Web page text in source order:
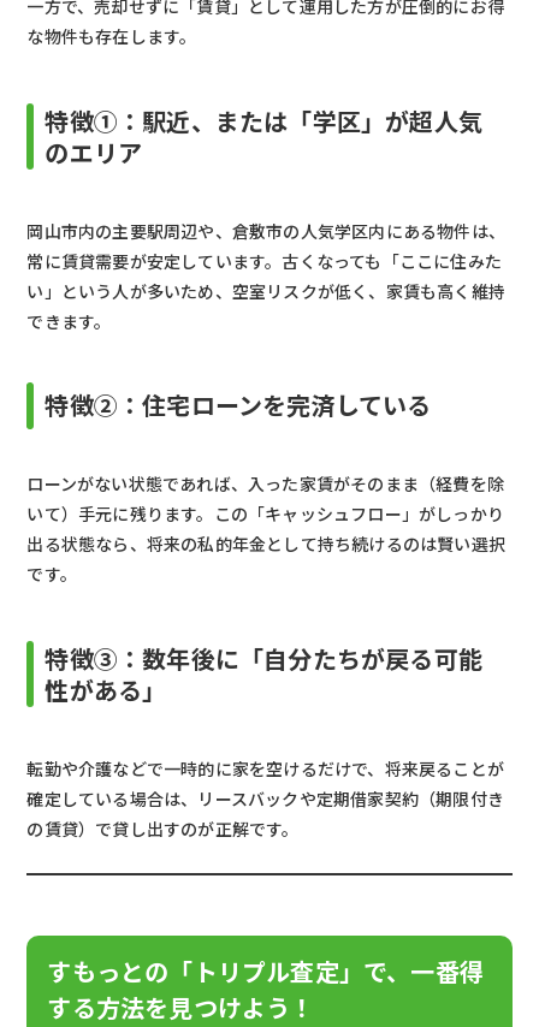
一方で、売却せずに「賃貸」として運用した方が圧倒的にお得
な物件も存在します。
特徴①：駅近、または「学区」が超人気
のエリア
岡山市内の主要駅周辺や、倉敷市の人気学区内にある物件は、
常に賃貸需要が安定しています。古くなっても「ここに住みた
い」という人が多いため、空室リスクが低く、家賃も高く維持
できます。
特徴②：住宅ローンを完済している
ローンがない状態であれば、入った家賃がそのまま（経費を除
いて）手元に残ります。この「キャッシュフロー」がしっかり
出る状態なら、将来の私的年金として持ち続けるのは賢い選択
です。
特徴③：数年後に「自分たちが戻る可能
性がある」
転勤や介護などで一時的に家を空けるだけで、将来戻ることが
確定している場合は、リースバックや定期借家契約（期限付き
の賃貸）で貸し出すのが正解です。
すもっとの「トリプル査定」で、一番得
する方法を見つけよう！